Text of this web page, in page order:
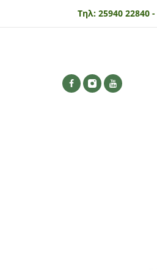
Τηλ: 25940 22840 -